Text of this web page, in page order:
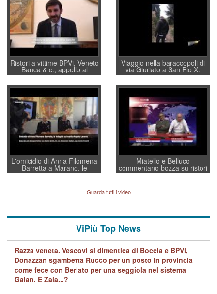
Ristori a vittime BPVi, Veneto
Banca & c., appello al
sottosegretario Alessio
Villarosa: per mettere ordine
convochi con Di Maio CNCU
a supporto della cabina di
regia al Mef
Viaggio nella baraccopoli di
via Giuriato a San Pio X.
Vicenza ai Vicentini: “faremo
un regalo di Natale ai
residenti”
L'omicidio di Anna Filomena
Barretta a Marano, le
indagini dei carabinieri di
quelle di... Barbara D'Urso
Miatello e Belluco
commentano bozza su ristori
BPVi e Veneto Banca
Guarda tutti i video
ViPiù Top News
Razza veneta. Vescovi si dimentica di Boccia e BPVi,
Donazzan sgambetta Rucco per un posto in provincia
come fece con Berlato per una seggiola nel sistema
Galan. E Zaia...?